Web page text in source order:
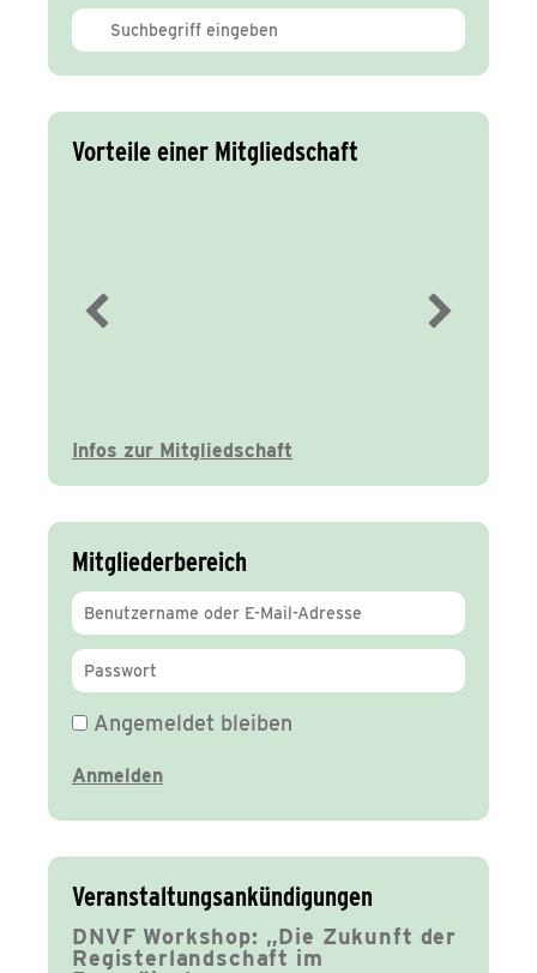
Vorteile einer Mitgliedschaft
Infos zur Mitgliedschaft
Mitgliederbereich
Angemeldet bleiben
Veranstaltungsankündigungen
DNVF Workshop: „Die Zukunft der
Registerlandschaft im